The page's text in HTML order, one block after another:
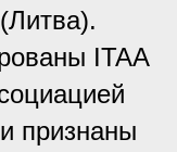
ITAA
признаны